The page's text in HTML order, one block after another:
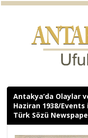
Antakya’da Olaylar
Haziran 1938/
Türk Sözü